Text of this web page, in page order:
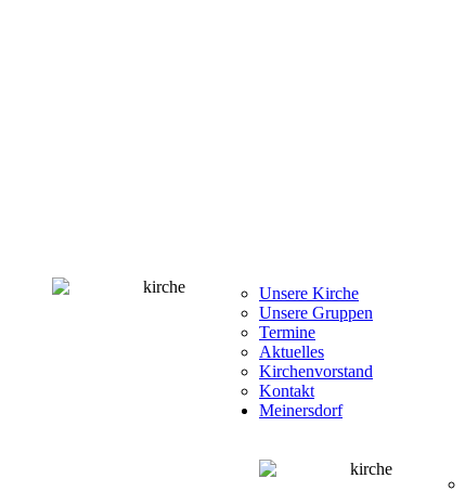
Unsere Kirche
Unsere Gruppen
Termine
Aktuelles
Kirchenvorstand
Kontakt
Meinersdorf